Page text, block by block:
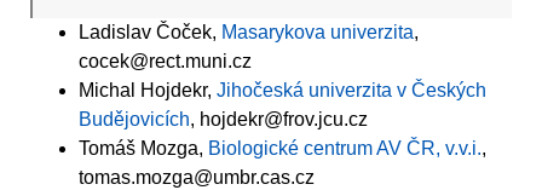
Ladislav Čoček, Masarykova univerzita,
cocek@rect.muni.cz
Michal Hojdekr, Jihočeská univerzita v Českých
Budějovicích, hojdekr@frov.jcu.cz
Tomáš Mozga, Biologické centrum AV ČR, v.v.i.,
tomas.mozga@umbr.cas.cz